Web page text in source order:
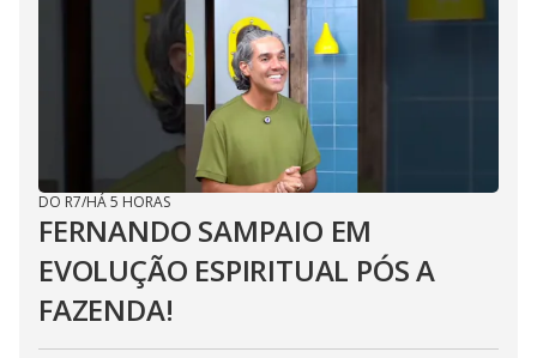
DO R7/HÁ 5 HORAS
FERNANDO SAMPAIO EM
EVOLUÇÃO ESPIRITUAL PÓS A
FAZENDA!